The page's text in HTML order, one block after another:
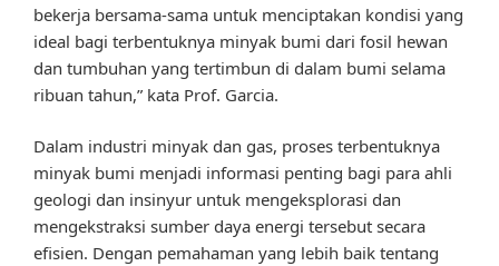
bekerja bersama-sama untuk menciptakan kondisi yang
ideal bagi terbentuknya minyak bumi dari fosil hewan
dan tumbuhan yang tertimbun di dalam bumi selama
ribuan tahun,” kata Prof. Garcia.
Dalam industri minyak dan gas, proses terbentuknya
minyak bumi menjadi informasi penting bagi para ahli
geologi dan insinyur untuk mengeksplorasi dan
mengekstraksi sumber daya energi tersebut secara
efisien. Dengan pemahaman yang lebih baik tentang